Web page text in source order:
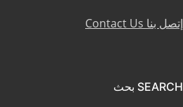
إتصل بنا Contact Us
SEARCH بحث